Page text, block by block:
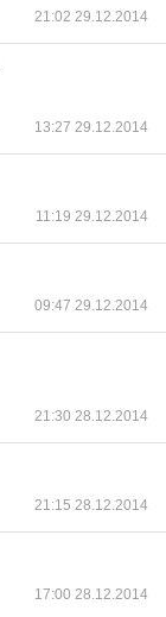
21:02 29.12.2014
13:27 29.12.2014
11:19 29.12.2014
09:47 29.12.2014
21:30 28.12.2014
21:15 28.12.2014
17:00 28.12.2014